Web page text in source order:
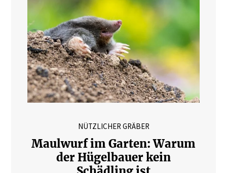
NÜTZLICHER GRÄBER
Maulwurf im Garten: Warum
der Hügelbauer kein